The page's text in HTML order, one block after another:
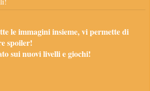
le immagini insieme, vi permette di
spoiler!
sui nuovi livelli e giochi!